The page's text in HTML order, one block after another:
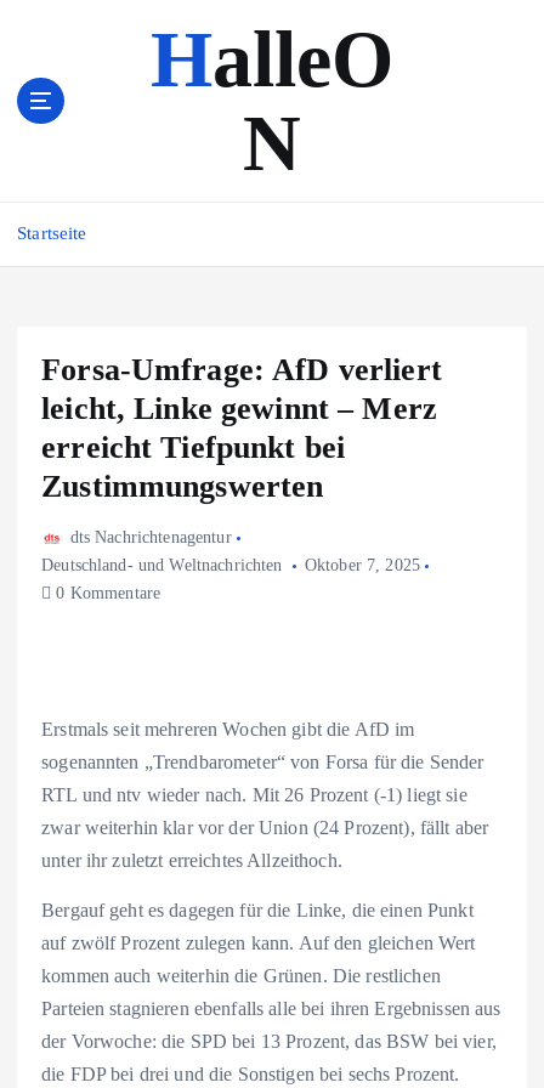
s
HalleO
N
Startseite
Forsa-Umfrage: AfD verliert
leicht, Linke gewinnt – Merz
erreicht Tiefpunkt bei
Zustimmungswerten
dts Nachrichtenagentur
Deutschland- und Weltnachrichten
Oktober 7, 2025
0 Kommentare
Erstmals seit mehreren Wochen gibt die AfD im
sogenannten „Trendbarometer“ von Forsa für die Sender
RTL und ntv wieder nach. Mit 26 Prozent (-1) liegt sie
zwar weiterhin klar vor der Union (24 Prozent), fällt aber
unter ihr zuletzt erreichtes Allzeithoch.
Bergauf geht es dagegen für die Linke, die einen Punkt
auf zwölf Prozent zulegen kann. Auf den gleichen Wert
kommen auch weiterhin die Grünen. Die restlichen
Parteien stagnieren ebenfalls alle bei ihren Ergebnissen aus
der Vorwoche: die SPD bei 13 Prozent, das BSW bei vier,
die FDP bei drei und die Sonstigen bei sechs Prozent.